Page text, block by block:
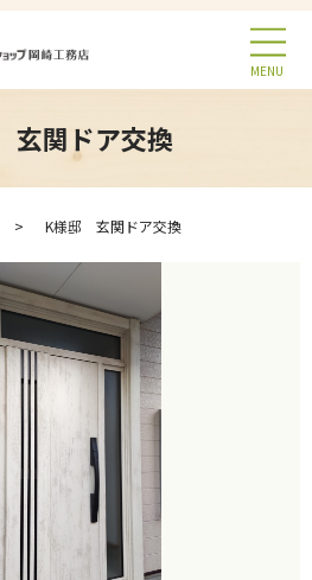
MENU
関ドア交換
K様邸 玄関ドア交換